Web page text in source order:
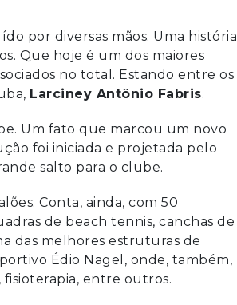
por diversas mãos. Uma história
Que hoje é um dos maiores
no total. Estando entre os
Larciney Antônio Fabris.
Um fato que marcou um novo
foi iniciada e projetada pelo
salto para o clube.
Conta, ainda, com 50
de beach tennis, canchas de
das melhores estruturas de
Édio Nagel, onde, também,
entre outros.